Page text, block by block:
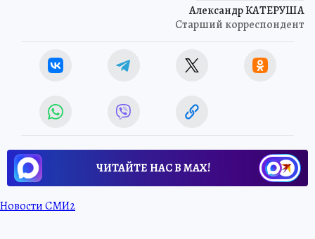
Александр КАТЕРУША
Старший корреспондент
ЧИТАЙТЕ НАС В МАХ!
Новости СМИ2